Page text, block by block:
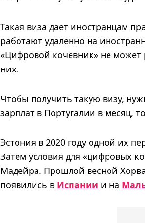
Такая виза дает иностранцам
работают удаленно на
«Цифровой кочевник» не может
них.
Чтобы получить такую визу,
зарплат в Португалии в месяц,
Эстония в 2020 году одной их
Затем условия для «цифровых
Мадейра. Прошлой весной
появились в Испании и на